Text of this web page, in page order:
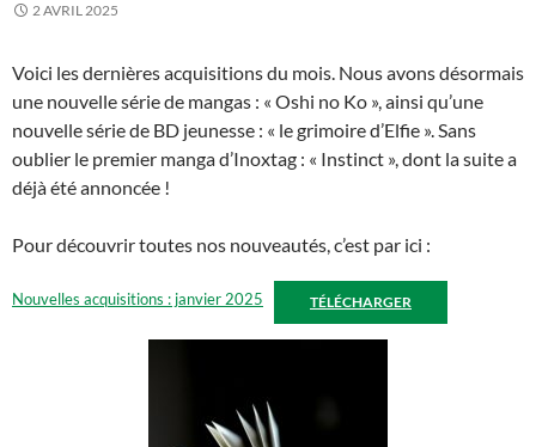
2 AVRIL 2025
Voici les dernières acquisitions du mois. Nous avons désormais
une nouvelle série de mangas : « Oshi no Ko », ainsi qu’une
nouvelle série de BD jeunesse : « le grimoire d’Elfie ». Sans
oublier le premier manga d’Inoxtag : « Instinct », dont la suite a
déjà été annoncée !
Pour découvrir toutes nos nouveautés, c’est par ici :
Nouvelles acquisitions : janvier 2025 TÉLÉCHARGER